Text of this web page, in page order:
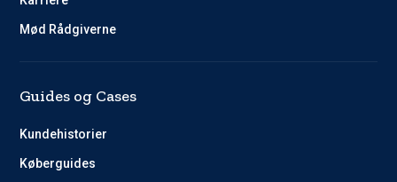
Mød Rådgiverne
Guides og Cases
Kundehistorier
Køberguides